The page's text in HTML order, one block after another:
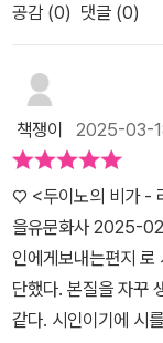
본질을 탐구하는 내
행위의 힘이 중심이
성과 삶의 덧없음을
움과 그것이 만들어
초월하는 영혼의 메
술적 감동과 동시에
일으키는 듯했다. 『
의 사유와 감성이 오
느낄 수 있었다. 릴케
표작을 만나는 기회로
와 희망을 탐구하며,
라는 허무함과... 오
야기로 풀어내는 소
가온다. 하지만 무언
리고 그것들의 순환
한 성찰과 사랑과 관
울 리 있겠는가? 시
다는데.... 단어 하나
고 얼마나 많은 의미
를 높였다고 하네요! 🏰 『두이노의 비가』란? 릴케의 『두이노의 비가』
는 1912년부터 1922
작품 속에서 인간은
시키며 존재의 의미를 찾으려 합니다.
이노 성에서 영감을
서 들려온 ‘보이지 않
고 하죠. 이후 10년
습니다. 🎭 릴케와 두이노 성의 인연 ‘두이노’는 이탈리아 트리에스
테 근교에 위치한 성
를 완성했으며, 이후
미로운 점은, 제1차
공감 (0) 댓글 (0)
책쟁이 2025-03-
♡ <두이노의 비가 -
을유문화사 2025-02-25>♡ 라이너 마리아 릴케의 글은 #젊은시
인에게보내는편지 로
단했다. 본질을 자꾸
같다. 시인이기에 시